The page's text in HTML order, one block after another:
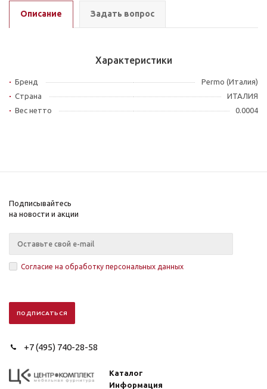
Описание Задать вопрос
Характеристики
Бренд
Permo (Италия)
Страна
ИТАЛИЯ
Вес нетто
0.0004
Подписывайтесь
на новости и акции
Согласие на обработку персональных данных
+7 (495) 740-28-58
Каталог
Информация